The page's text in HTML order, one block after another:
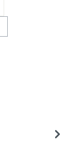
ist zurzeit nicht